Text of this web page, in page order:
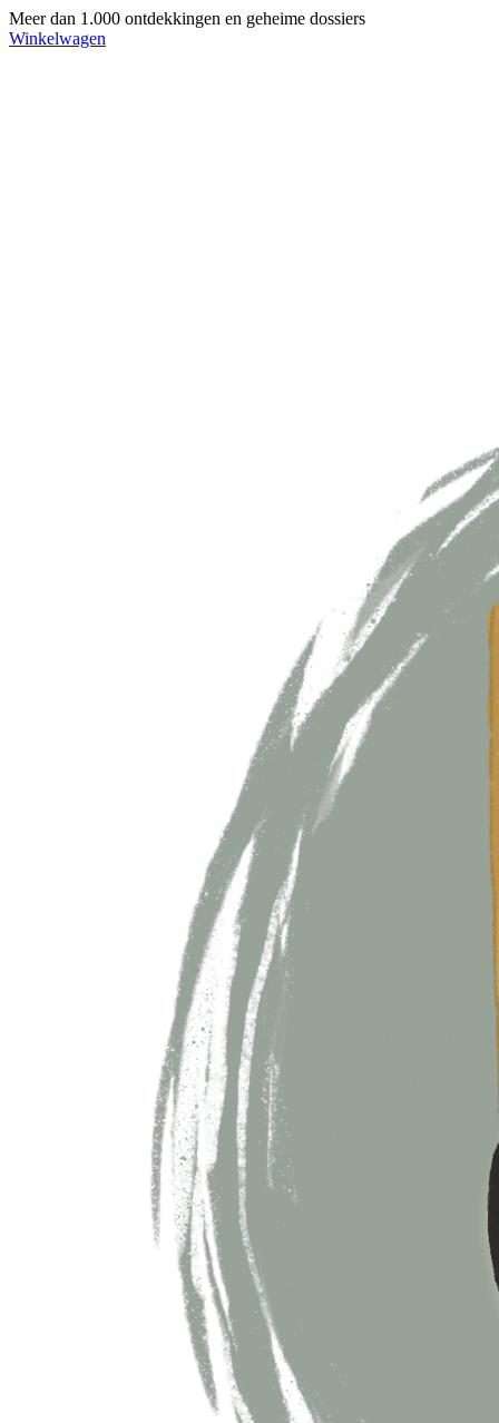
Meer dan 1.000 ontdekkingen en geheime dossiers
Winkelwagen